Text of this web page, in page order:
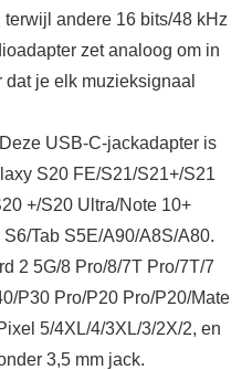
andere 16 bits/48 kHz
zet analoog om in
je elk muzieksignaal
USB-C-jackadapter is
S20 FE/S21/S21+/S21
+/S20 Ultra/Note 10+
Tab S5E/A90/A8S/A80.
2 5G/8 Pro/8/7T Pro/7T/7
P30 Pro/P20 Pro/P20/Mate
5/4XL/4/3XL/3/2X/2, en
3,5 mm jack.